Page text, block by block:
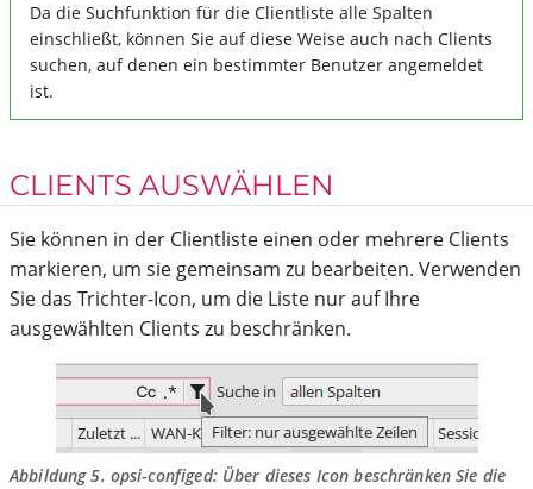
Da die Suchfunktion für die Clientliste alle Spalten
einschließt, können Sie auf diese Weise auch nach Clients
suchen, auf denen ein bestimmter Benutzer angemeldet
ist.
CLIENTS AUSWÄHLEN
Sie können in der Clientliste einen oder mehrere Clients
markieren, um sie gemeinsam zu bearbeiten. Verwenden
Sie das Trichter-Icon, um die Liste nur auf Ihre
ausgewählten Clients zu beschränken.
Abbildung 5. opsi-configed: Über dieses Icon beschränken Sie die